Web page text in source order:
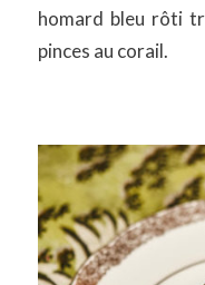
homard bleu rôti
pinces au corail.